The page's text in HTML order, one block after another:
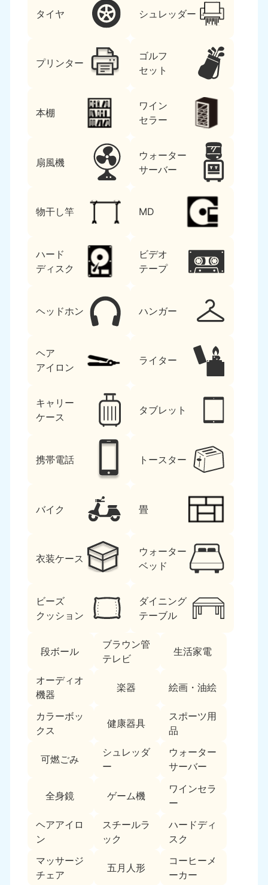
タイヤ シュレッダー
プリンター
ゴルフ
セット
本棚
ワイン
セラー
扇風機
ウォーター
サーバー
物干し竿 MD
ハード
ディスク
ビデオ
テープ
ヘッドホン ハンガー
ヘア
アイロン
ライター
キャリー
ケース
タブレット
携帯電話 トースター
バイク 畳
衣装ケース
ウォーター
ベッド
ビーズ
クッション
ダイニング
テーブル
段ボール
ブラウン管
テレビ
生活家電
オーディオ
機器
楽器 絵画・油絵
カラーボッ
クス
健康器具
スポーツ用
品
可燃ごみ
シュレッダ
ー
ウォーター
サーバー
全身鏡 ゲーム機
ワインセラ
ー
ヘアアイロ
ン
スチールラ
ック
ハードディ
スク
マッサージ
チェア
五月人形
コーヒーメ
ーカー
北海道・東北
050-1881-5277
9:00〜19:00 年中無休
050-1881-5276
9:00〜19:00 年中無休
岩手県
9:00〜19:00 年中無休 9:00〜19:00 年中無休
050-1881-5273
9:00〜19:00 年中無休
050-1881-5272
9:00〜19:00 年中無休